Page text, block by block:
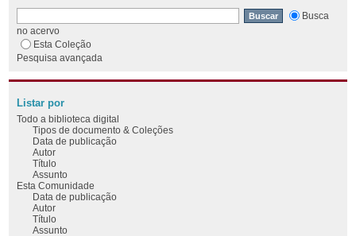
Busca
no acervo
Esta Coleção
Pesquisa avançada
Listar por
Todo a biblioteca digital
Tipos de documento & Coleções
Data de publicação
Autor
Título
Assunto
Esta Comunidade
Data de publicação
Autor
Título
Assunto